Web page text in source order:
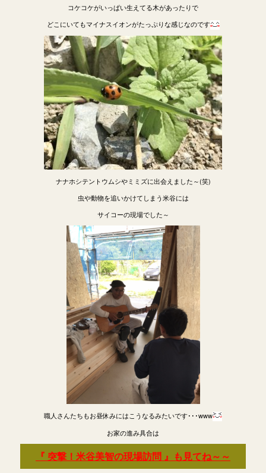
コケコケがいっぱい生えてる木があったりで
どこにいてもマイナスイオンがたっぷりな感じなのです
ナナホシテントウムシやミミズに出会えました～(笑)
虫や動物を追いかけてしまう米谷には
サイコーの現場でした～
職人さんたちもお昼休みにはこうなるみたいです･･･www
お家の進み具合は
『 突撃！米谷美智の現場訪問 』も見てね～～